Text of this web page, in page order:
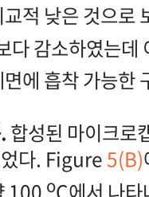
적 낮은 것으로
다 감소하였는데
에 흡착 가능한
합성된 마이크로
다. Figure5(B)
o